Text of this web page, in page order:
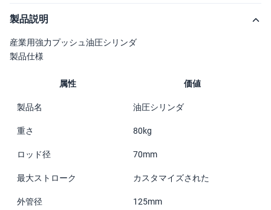
製品説明
産業用強力プッシュ油圧シリンダ
製品仕様
属性 価値
製品名 油圧シリンダ
重さ 80kg
ロッド径 70mm
最大ストローク カスタマイズされた
外管径 125mm